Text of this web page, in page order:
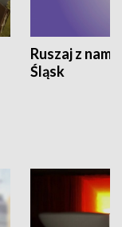
Ruszaj z
Śląsk